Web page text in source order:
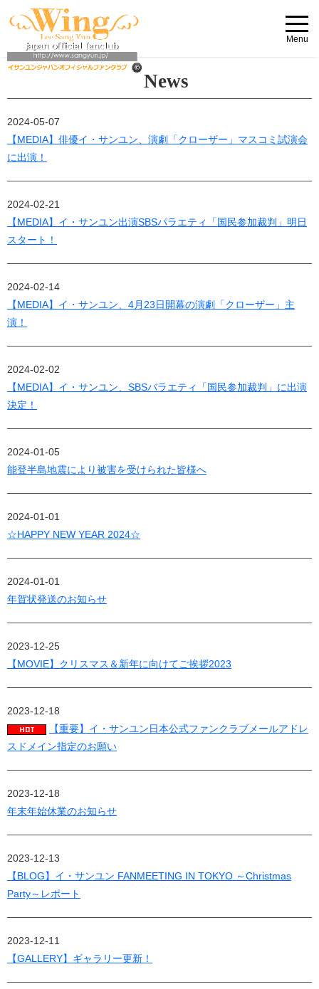
Menu
News
2024-05-07
【MEDIA】俳優イ・サンユン、演劇「クローザー」マスコミ試演会
に出演！
2024-02-21
【MEDIA】イ・サンユン出演SBSパラエティ「国民参加裁判」明日
スタート！
2024-02-14
【MEDIA】イ・サンユン、4月23日開幕の演劇「クローザー」主
演！
2024-02-02
【MEDIA】イ・サンユン、SBSバラエティ「国民参加裁判」に出演
決定！
2024-01-05
能登半島地震により被害を受けられた皆様へ
2024-01-01
☆HAPPY NEW YEAR 2024☆
2024-01-01
年賀状発送のお知らせ
2023-12-25
【MOVIE】クリスマス＆新年に向けてご挨拶2023
2023-12-18
【重要】イ・サンユン日本公式ファンクラブメールアドレ
スドメイン指定のお願い
2023-12-18
年末年始休業のお知らせ
2023-12-13
【BLOG】イ・サンユン FANMEETING IN TOKYO ～Christmas
Party～レポート
2023-12-11
【GALLERY】ギャラリー更新！